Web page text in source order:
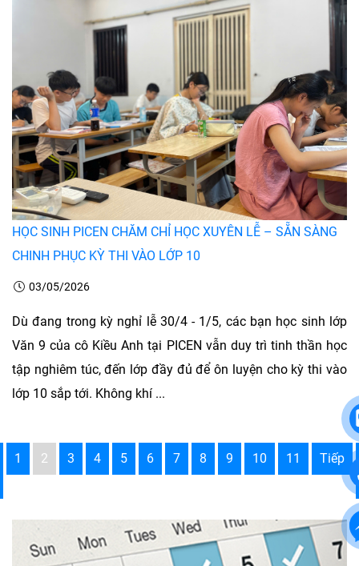
HỌC SINH PICEN CHĂM CHỈ HỌC XUYÊN LỄ – SẴN SÀNG
CHINH PHỤC KỲ THI VÀO LỚP 10
03/05/2026
Dù đang trong kỳ nghỉ lễ 30/4 - 1/5, các bạn học sinh lớp
Văn 9 của cô Kiều Anh tại PICEN vẫn duy trì tinh thần học
tập nghiêm túc, đến lớp đầy đủ để ôn luyện cho kỳ thi vào
lớp 10 sắp tới. Không khí ...
1 2 3 4 5 6 7 8 9 10 11 Tiếp